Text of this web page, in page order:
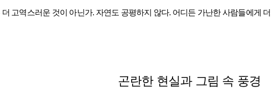
고역스러운 것이 아닌가. 자연도 공평하지 않다. 어디든 가난한 사람들에게
곤란한 현실과 그림 속 풍경